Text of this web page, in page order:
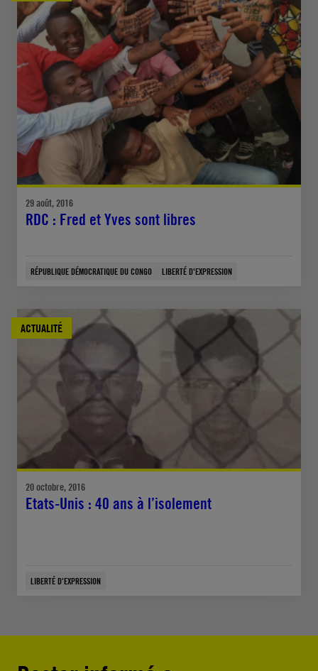
29 août, 2016
RDC : Fred et Yves sont libres
RÉPUBLIQUE DÉMOCRATIQUE DU CONGO LIBERTÉ D'EXPRESSION
ACTUALITÉ
20 octobre, 2016
Etats-Unis : 40 ans à l’isolement
LIBERTÉ D'EXPRESSION